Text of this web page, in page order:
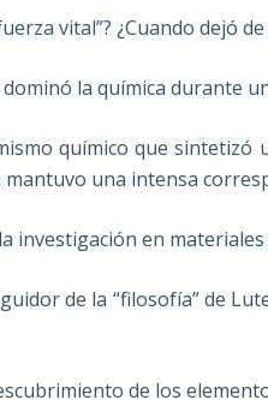
vital”? ¿Cuando dejó
la química durante
químico que sintetizó
una intensa
investigación en
de la “filosofía” de
de los